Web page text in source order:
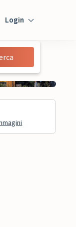
Login
Ospiti